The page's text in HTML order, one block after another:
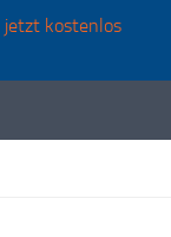
jetzt kostenlos